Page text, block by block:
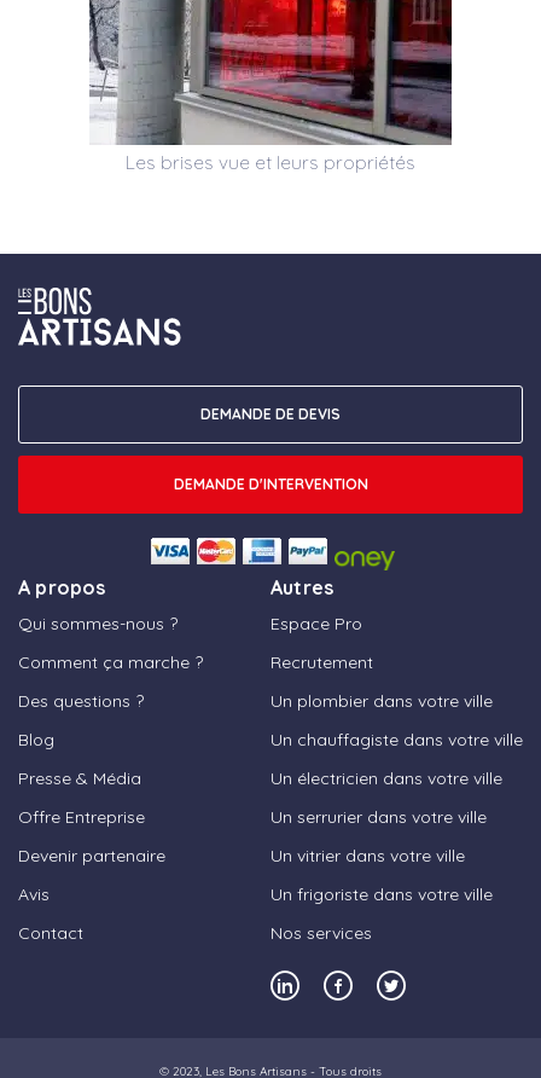
Les brises vue et leurs propriétés
A propos
Qui sommes-nous ?
Comment ça marche ?
Des questions ?
Blog
Presse & Média
Offre Entreprise
Devenir partenaire
Avis
Contact
Autres
Espace Pro
Recrutement
Un plombier dans votre ville
Un chauffagiste dans votre ville
Un électricien dans votre ville
Un serrurier dans votre ville
Un vitrier dans votre ville
Un frigoriste dans votre ville
Nos services
DEMANDE DE DEVIS
DEMANDE D'INTERVENTION
© 2023, Les Bons Artisans - Tous droits